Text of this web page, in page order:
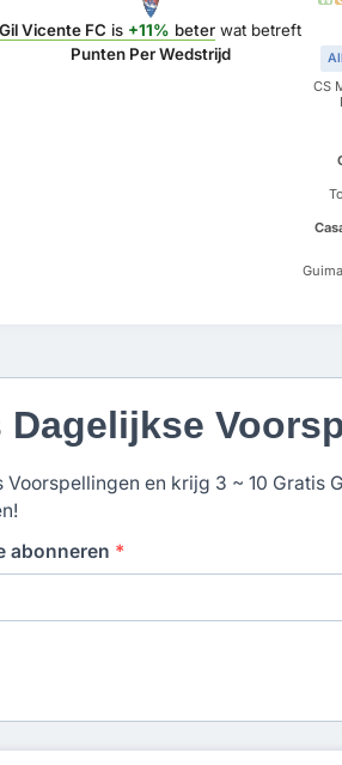
Gil Vicente FC is +11% beter wat betreft
Punten Per Wedstrijd
CS
Voorspellingen en krijg 3 ~ 10 Gratis
abonneren *